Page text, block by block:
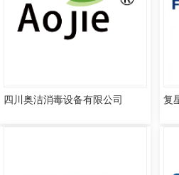
四川奥洁消毒设备有限公司 复